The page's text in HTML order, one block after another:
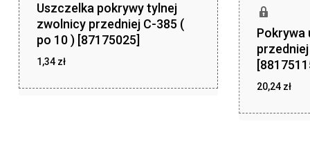
Uszczelka pokrywy tylnej
zwolnicy przedniej C-385 (
po 10 ) [87175025]
1,34 zł
Pokrywa
20,24 zł